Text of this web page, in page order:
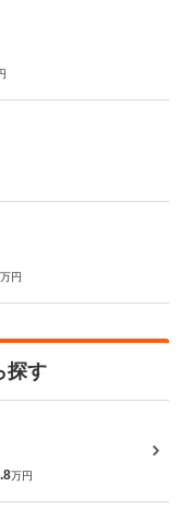
万円
探す
万円